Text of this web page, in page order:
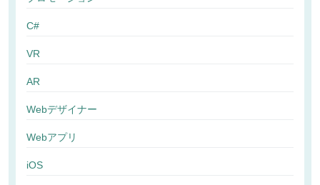
C#
VR
AR
Webデザイナー
Webアプリ
iOS